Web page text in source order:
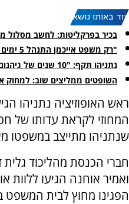
עוד באותו נושא:
בכיר בפרקליטות: לחשב מסלול
"רק משפט אייכמן התנהל 5 ימים בשבוע"
נתניהו תקף: "10 שנים של גיהנום"
השופטים ממליצים שוב: למחוק
ראש האופוזיציה נתניהו
המחוזי לקראת עדותו של
שנתניהו מתייצב במשפטו
חברי הכנסת מהליכוד
ואמיר אוחנה הגיעו ללוות
הפגינו מחוץ לבית המשפט